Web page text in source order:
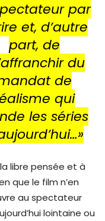
par
et, d’autre
part, de
du
de
qui
les séries
»
libre pensée et à
que le film n’en
au spectateur
lointaine ou